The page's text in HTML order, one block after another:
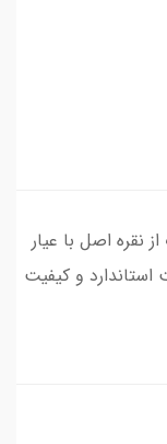
نقره اصل با عیار
استاندارد و کیفیت